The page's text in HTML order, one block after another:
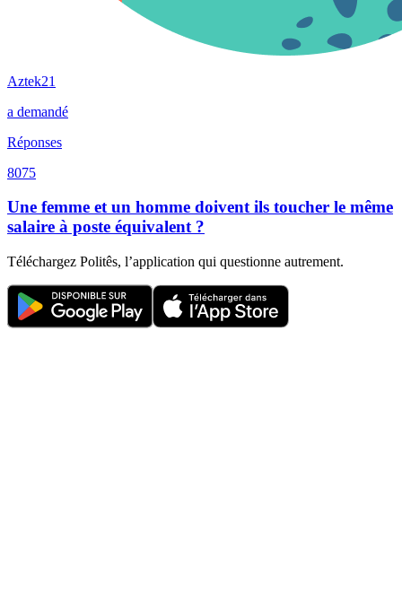
Aztek21
a demandé
Réponses
8075
Une femme et un homme doivent ils toucher le même
salaire à poste équivalent ?
Téléchargez Politês, l’application qui questionne autrement.